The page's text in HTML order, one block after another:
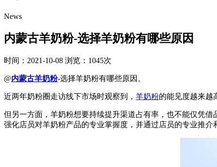
News
内蒙古羊奶粉-选择羊奶粉有哪些原因
时间：2021-10-08 浏览：1045次
@内蒙古羊奶粉-选择羊奶粉有哪些原因。
近两年奶粉圈走访线下市场时观察到， 羊奶粉的能见度越来越
但另一方面，羊奶粉想要持续提升渠道占有率，也不能仅凭
强化店员对羊奶粉产品的专业掌握度，并通过店员的专业推